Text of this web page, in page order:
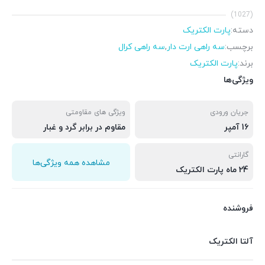
(1027)
دسته:پارت الکتریک
برچسب:سه راهی ارت دار,سه راهی کرال
برند:پارت الکتریک
ویژگی‌ها
جریان ورودی
16 آمپر
ویژگی های مقاومتی
مقاوم در برابر گرد و غبار
گارانتی
24 ماه پارت الکتریک
مشاهده همه ویژگی‌ها
فروشنده
آلتا الکتریک